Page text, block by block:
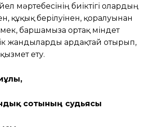
мәртебесінің биіктігі олардың
құқық берілуінен, қорғалуынан
баршамызға ортақ міндет
жандыларды ардақтай отырып,
ету.
сотының судьясы